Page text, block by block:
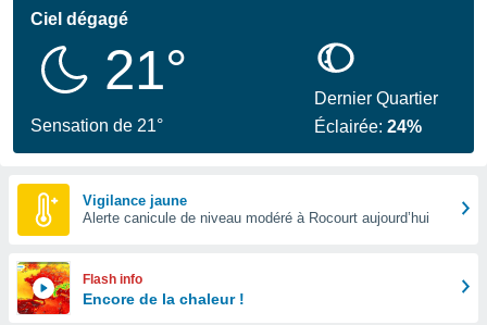
Ciel dégagé
21°
Sensation de 21°
Dernier Quartier
Éclairée:24%
Vigilance jaune
Alerte canicule de niveau modéré à Rocourt aujourd’hui
Flash info
Encore de la chaleur !